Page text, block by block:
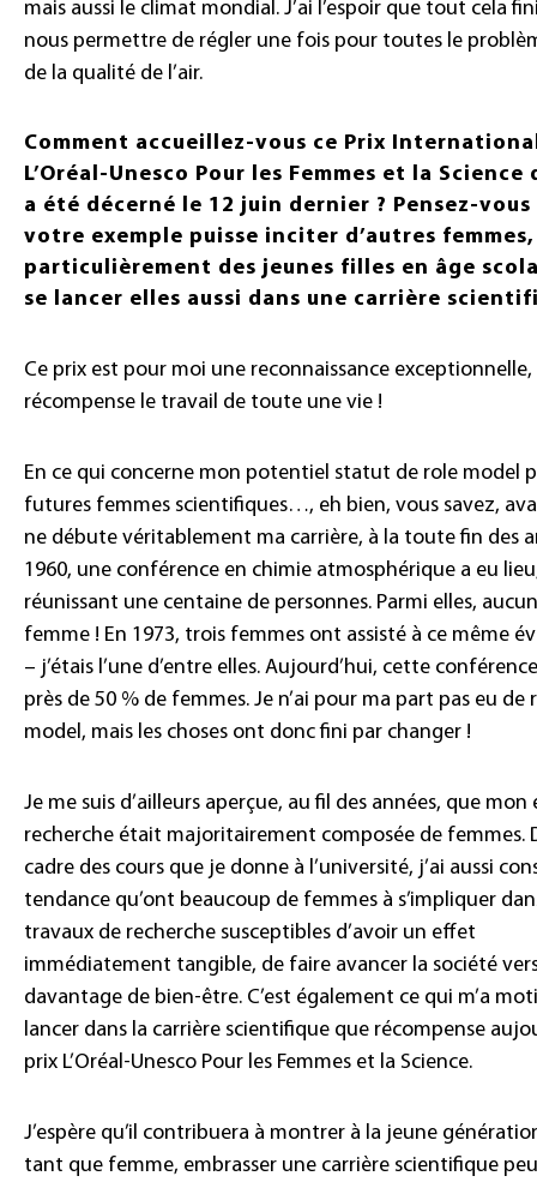
mais aussi le climat mondial. J’ai l’espoir que tout cela
nous permettre de régler une fois pour toutes le
de la qualité de l’air.
Comment accueillez-vous ce Prix
L’Oréal-Unesco Pour les Femmes et la Science
a été décerné le 12 juin dernier ? Pensez-vous
votre exemple puisse inciter d’autres
particulièrement des jeunes filles en âge
se lancer elles aussi dans une carrière
Ce prix est pour moi une reconnaissance
récompense le travail de toute une vie !
En ce qui concerne mon potentiel statut de role model
futures femmes scientifiques…, eh bien, vous savez,
ne débute véritablement ma carrière, à la toute fin des
1960, une conférence en chimie atmosphérique a eu
réunissant une centaine de personnes. Parmi elles,
femme ! En 1973, trois femmes ont assisté à ce même
– j’étais l’une d’entre elles. Aujourd’hui, cette
près de 50 % de femmes. Je n’ai pour ma part pas eu de
model, mais les choses ont donc fini par changer !
Je me suis d’ailleurs aperçue, au fil des années, que mon
recherche était majoritairement composée de femmes.
cadre des cours que je donne à l’université, j’ai aussi
tendance qu’ont beaucoup de femmes à s’impliquer
travaux de recherche susceptibles d’avoir un effet
immédiatement tangible, de faire avancer la société
davantage de bien-être. C’est également ce qui m’a
lancer dans la carrière scientifique que récompense
prix L’Oréal-Unesco Pour les Femmes et la Science.
J’espère qu’il contribuera à montrer à la jeune
tant que femme, embrasser une carrière scientifique